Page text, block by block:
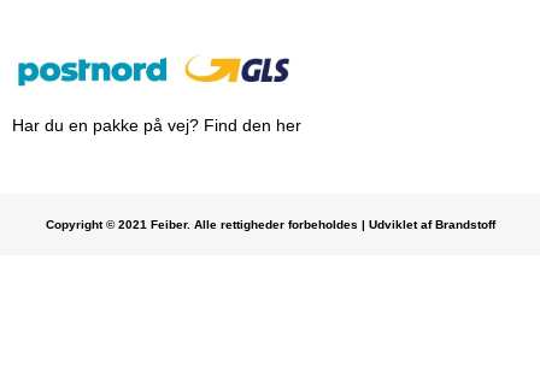
Har du en pakke på vej? Find den her
Copyright © 2021 Feiber. Alle rettigheder forbeholdes | Udviklet af Brandstoff